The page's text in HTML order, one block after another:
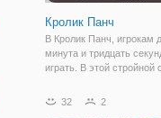
Кролик Панч
В Кролик Панч, игрокам
минута и тридцать
играть. В этой стройной
выглядывают из
32 2